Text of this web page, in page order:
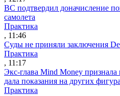
ВС подтвердил доначисление
самолета
Практика
, 11:46
Суды не приняли заключения
Практика
, 11:17
Экс-глава Mind Money
дала показания на других
Практика